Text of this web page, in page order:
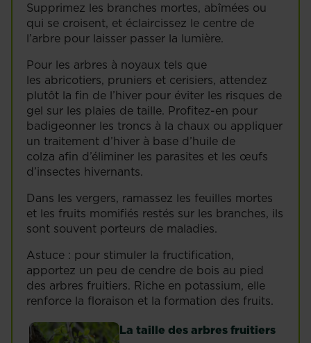
Supprimez les branches mortes, abîmées ou
qui se croisent, et éclaircissez le centre de
l’arbre pour laisser passer la lumière.
Pour les arbres à noyaux tels que
les abricotiers, pruniers et cerisiers, attendez
plutôt la fin de l’hiver pour éviter les risques de
gel sur les plaies de taille. Profitez-en pour
badigeonner les troncs à la chaux ou appliquer
un traitement d’hiver à base d’huile de
colza afin d’éliminer les parasites et les œufs
d’insectes hivernants.
Dans les vergers, ramassez les feuilles mortes
et les fruits momifiés restés sur les branches, ils
sont souvent porteurs de maladies.
Astuce : pour stimuler la fructification,
apportez un peu de cendre de bois au pied
des arbres fruitiers. Riche en potassium, elle
renforce la floraison et la formation des fruits.
La taille des arbres fruitiers